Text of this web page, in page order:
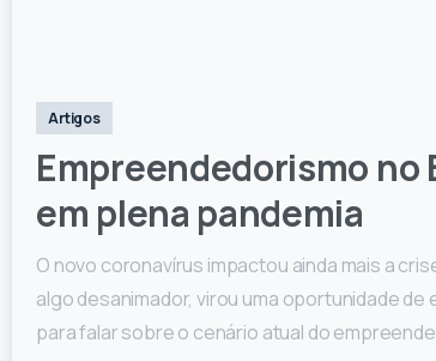
Artigos
Empreendedorismo no
em plena pandemia
O novo coronavírus impactou ainda mais a
algo desanimador, virou uma oportunidade
para falar sobre o cenário atual do